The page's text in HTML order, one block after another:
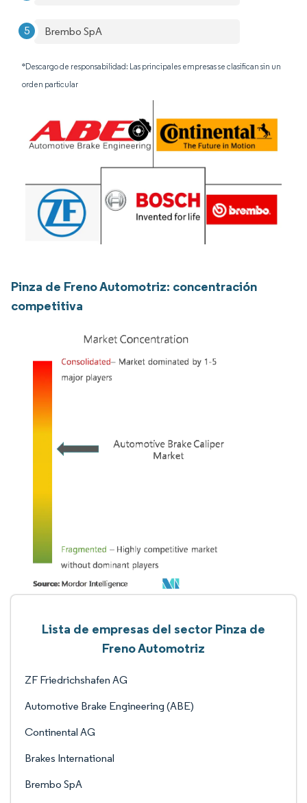
Brembo SpA
*Descargo de responsabilidad: Las principales empresas se clasifican sin un
orden particular
Pinza de Freno Automotriz: concentración
competitiva
Lista de empresas del sector Pinza de
Freno Automotriz
ZF Friedrichshafen AG
Automotive Brake Engineering (ABE)
Continental AG
Brakes International
Brembo SpA